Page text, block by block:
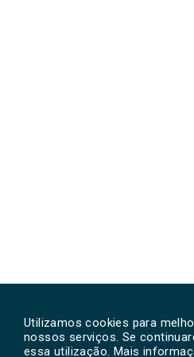
Utilizamos cookies para
nossos serviços. Se
essa utilização. Mais